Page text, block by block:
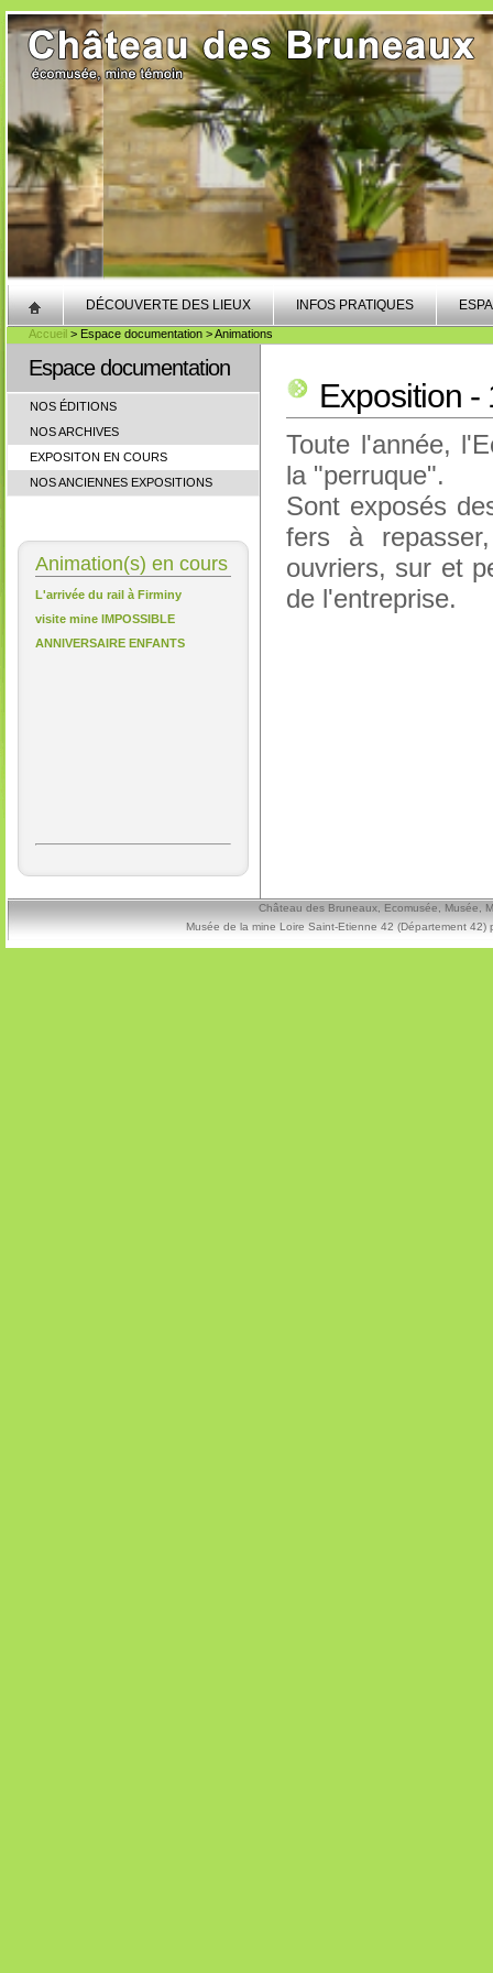
DÉCOUVERTE DES LIEUX INFOS PRATIQUES
Accueil > Espace documentation > Animations
Espace documentation
NOS ÉDITIONS
NOS ARCHIVES
EXPOSITON EN COURS
NOS ANCIENNES EXPOSITIONS
Animation(s) en cours
L'arrivée du rail à Firminy
visite mine IMPOSSIBLE
ANNIVERSAIRE ENFANTS
Exposition
Toute l'année,
la "perruque".
Sont exposés
fers à
ouvriers, sur et
de l'entreprise.
Château des Bruneaux, Ecomusée, Musée,
Musée de la mine Loire Saint-Etienne 42 (Département